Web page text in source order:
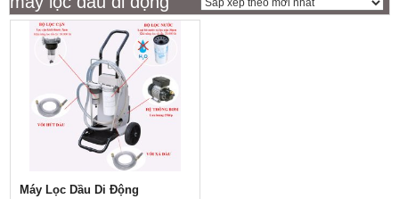
Máy Lọc Dầu Di Động